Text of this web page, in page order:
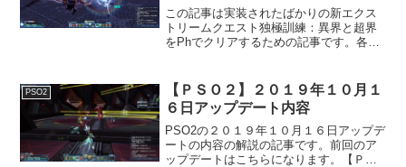
この記事は実装されたばかりの新エクス
トリームクエスト独極訓練：異界と超界
をPhでクリアするための記事です。各ス
ている人。用意したい装備などを書いて
います。雑感などこのク...
PSO2
【ＰＳＯ２】２０１９年１０月１
６日アップデート内容
PSO2の２０１９年１０月１６日アップデ
ートの内容の解説の記事です。前回のア
ップデートはこちらになります。【ＰＳ